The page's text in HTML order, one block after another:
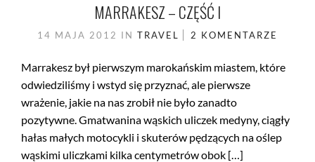
MARRAKESZ – CZĘŚĆ I
14 MAJA 2012 IN TRAVEL 2 KOMENTARZE
Marrakesz był pierwszym marokańskim miastem, które
odwiedziliśmy i wstyd się przyznać, ale pierwsze
wrażenie, jakie na nas zrobił nie było zanadto
pozytywne. Gmatwanina wąskich uliczek medyny, ciągły
hałas małych motocykli i skuterów pędzących na oślep
wąskimi uliczkami kilka centymetrów obok […]